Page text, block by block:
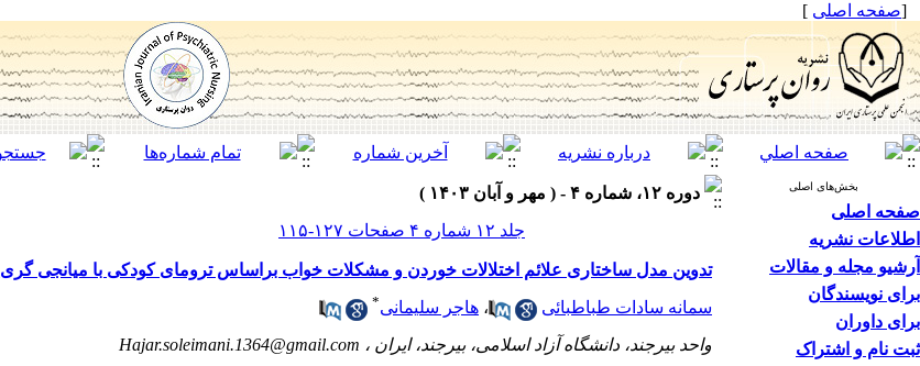
[صفحه اصلی ]
بخش‌های اصلی
صفحه اصلی
اطلاعات نشریه
آرشیو مجله و مقالات
برای نویسندگان
برای داوران
ثبت نام و اشتراک
دوره ۱۲، شماره ۴ - ( مهر و آبان ۱۴۰۳ )
جلد ۱۲ شماره ۴ صفحات ۱۲۷-۱۱۵
تدوین مدل ساختاری علائم اختلالات خوردن و مشکلات خواب براساس ترومای کودکی با میانجی گری
سمانه سادات طباطبائی ، هاجر سلیمانی*
واحد بیرجند، دانشگاه آزاد اسلامی، بیرجند، ایران ، Hajar.soleimani.1364@gmail.com